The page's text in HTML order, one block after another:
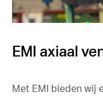
EMI axiaal
Met EMI bieden wij